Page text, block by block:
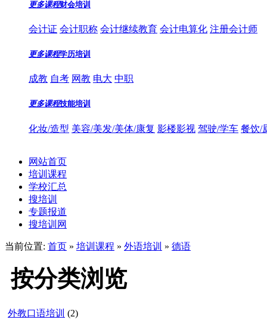
更多课程财会培训
会计证 会计职称 会计继续教育 会计电算化 注册会计师
更多课程学历培训
成教 自考 网教 电大 中职
更多课程技能培训
化妆/造型 美容/美发/美体/康复 影楼影视 驾驶/学车 餐饮/
网站首页
培训课程
学校汇总
搜培训
专题报道
搜培训网
当前位置: 首页 » 培训课程 » 外语培训 » 德语
按分类浏览
外教口语培训 (2)